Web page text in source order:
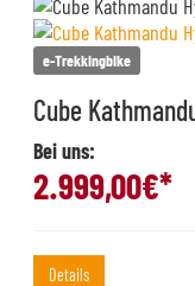
e-Trekkingbike
Cube
Bei uns:
2.999,00€*
Details